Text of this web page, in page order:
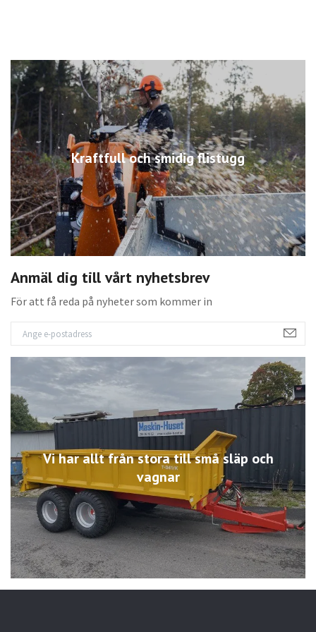
Kraftfull och smidig flistugg
Anmäl dig till vårt nyhetsbrev
För att få reda på nyheter som kommer in
Vi har allt från stora till små släp och
vagnar